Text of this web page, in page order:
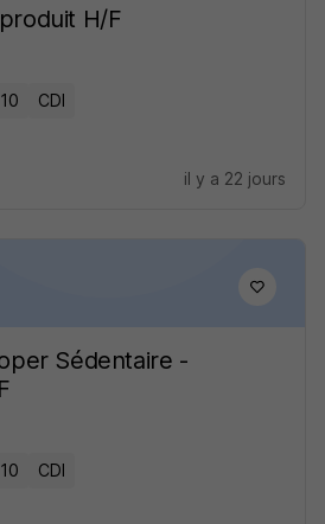
H/F
CDI
il y a 22 jours
Sédentaire -
CDI